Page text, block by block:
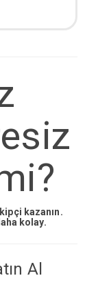
kazanın.
kolay.
Al